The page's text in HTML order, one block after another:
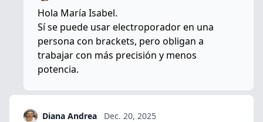
Hola María Isabel.
Sí se puede usar electroporador en una
persona con brackets, pero obligan a
trabajar con más precisión y menos
potencia.
Diana Andrea Dec. 20, 2025